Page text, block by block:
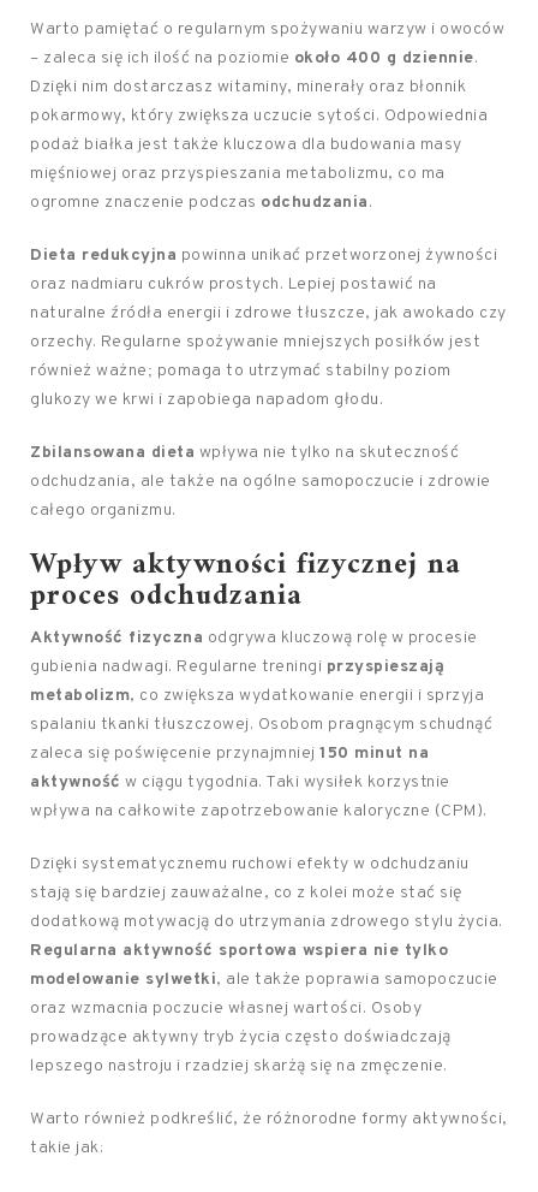
Warto pamiętać o regularnym spożywaniu warzyw i owoców
– zaleca się ich ilość na poziomie około 400 g dziennie.
Dzięki nim dostarczasz witaminy, minerały oraz błonnik
pokarmowy, który zwiększa uczucie sytości. Odpowiednia
podaż białka jest także kluczowa dla budowania masy
mięśniowej oraz przyspieszania metabolizmu, co ma
ogromne znaczenie podczas odchudzania.
Dieta redukcyjna powinna unikać przetworzonej żywności
oraz nadmiaru cukrów prostych. Lepiej postawić na
naturalne źródła energii i zdrowe tłuszcze, jak awokado czy
orzechy. Regularne spożywanie mniejszych posiłków jest
również ważne; pomaga to utrzymać stabilny poziom
glukozy we krwi i zapobiega napadom głodu.
Zbilansowana dieta wpływa nie tylko na skuteczność
odchudzania, ale także na ogólne samopoczucie i zdrowie
całego organizmu.
Wpływ aktywności fizycznej na
proces odchudzania
Aktywność fizyczna odgrywa kluczową rolę w procesie
gubienia nadwagi. Regularne treningi przyspieszają
metabolizm, co zwiększa wydatkowanie energii i sprzyja
spalaniu tkanki tłuszczowej. Osobom pragnącym schudnąć
zaleca się poświęcenie przynajmniej 150 minut na
aktywność w ciągu tygodnia. Taki wysiłek korzystnie
wpływa na całkowite zapotrzebowanie kaloryczne (CPM).
Dzięki systematycznemu ruchowi efekty w odchudzaniu
stają się bardziej zauważalne, co z kolei może stać się
dodatkową motywacją do utrzymania zdrowego stylu życia.
Regularna aktywność sportowa wspiera nie tylko
modelowanie sylwetki, ale także poprawia samopoczucie
oraz wzmacnia poczucie własnej wartości. Osoby
prowadzące aktywny tryb życia często doświadczają
lepszego nastroju i rzadziej skarżą się na zmęczenie.
Warto również podkreślić, że różnorodne formy aktywności,
takie jak: